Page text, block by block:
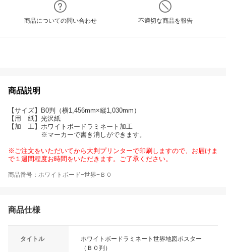
商品についての問い合わせ 不適切な商品を報告
商品説明
【サイズ】B0判（横1,456mm×縦1,030mm）
【用 紙】光沢紙
【加 工】ホワイトボードラミネート加工
※マーカーで書き消しができます。
※ご注文をいただいてから大判プリンターで印刷しますので、お届けま
で１週間程度お時間をいただきます。ご了承ください。
商品番号：ホワイトボード−世界−Ｂ０
商品仕様
タイトル
ホワイトボードラミネート世界地図ポスター
（Ｂ０判）